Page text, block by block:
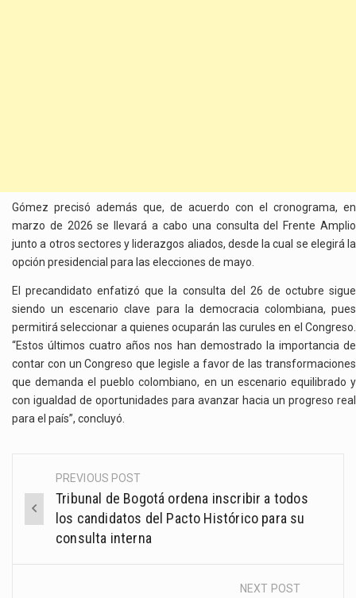
Gómez precisó además que, de acuerdo con el cronograma, en
marzo de 2026 se llevará a cabo una consulta del Frente Amplio
junto a otros sectores y liderazgos aliados, desde la cual se elegirá la
opción presidencial para las elecciones de mayo.
El precandidato enfatizó que la consulta del 26 de octubre sigue
siendo un escenario clave para la democracia colombiana, pues
permitirá seleccionar a quienes ocuparán las curules en el Congreso.
“Estos últimos cuatro años nos han demostrado la importancia de
contar con un Congreso que legisle a favor de las transformaciones
que demanda el pueblo colombiano, en un escenario equilibrado y
con igualdad de oportunidades para avanzar hacia un progreso real
para el país”, concluyó.
Post
navigation
PREVIOUS POST
Tribunal de Bogotá ordena inscribir a todos
los candidatos del Pacto Histórico para su
consulta interna
NEXT POST